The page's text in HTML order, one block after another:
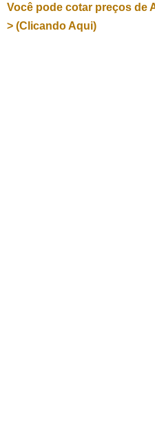
Você pode cotar preços de
> (Clicando Aqui)